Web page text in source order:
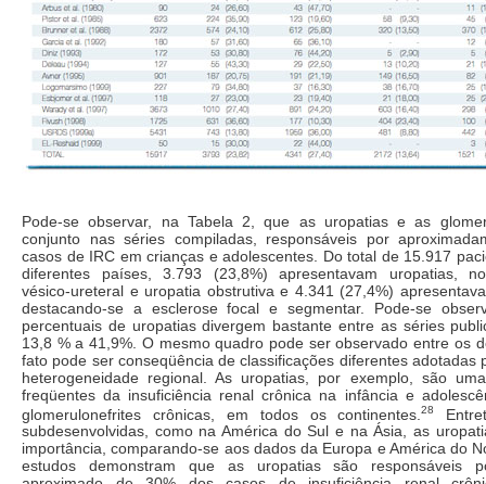
Pode-se observar, na Tabela 2, que as uropatias e as
conjunto nas séries compiladas, responsáveis por
casos de IRC em crianças e adolescentes. Do total de 15.917
diferentes países, 3.793 (23,8%) apresentavam uropatias,
vésico-ureteral e uropatia obstrutiva e 4.341 (27,4%)
destacando-se a esclerose focal e segmentar. Pode-se
percentuais de uropatias divergem bastante entre as séries
13,8 % a 41,9%. O mesmo quadro pode ser observado entre os
fato pode ser conseqüência de classificações diferentes adotadas
heterogeneidade regional. As uropatias, por exemplo, são
freqüentes da insuficiência renal crônica na infância e
glomerulonefrites crônicas, em todos os continentes.28
subdesenvolvidas, como na América do Sul e na Ásia, as
importância, comparando-se aos dados da Europa e América do
estudos demonstram que as uropatias são responsáveis